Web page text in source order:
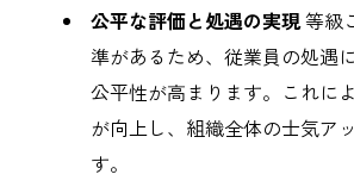
公平な評価と処遇の実現等級
準があるため、従業員の処遇
公平性が高まります。これに
が向上し、組織全体の士気ア
す。